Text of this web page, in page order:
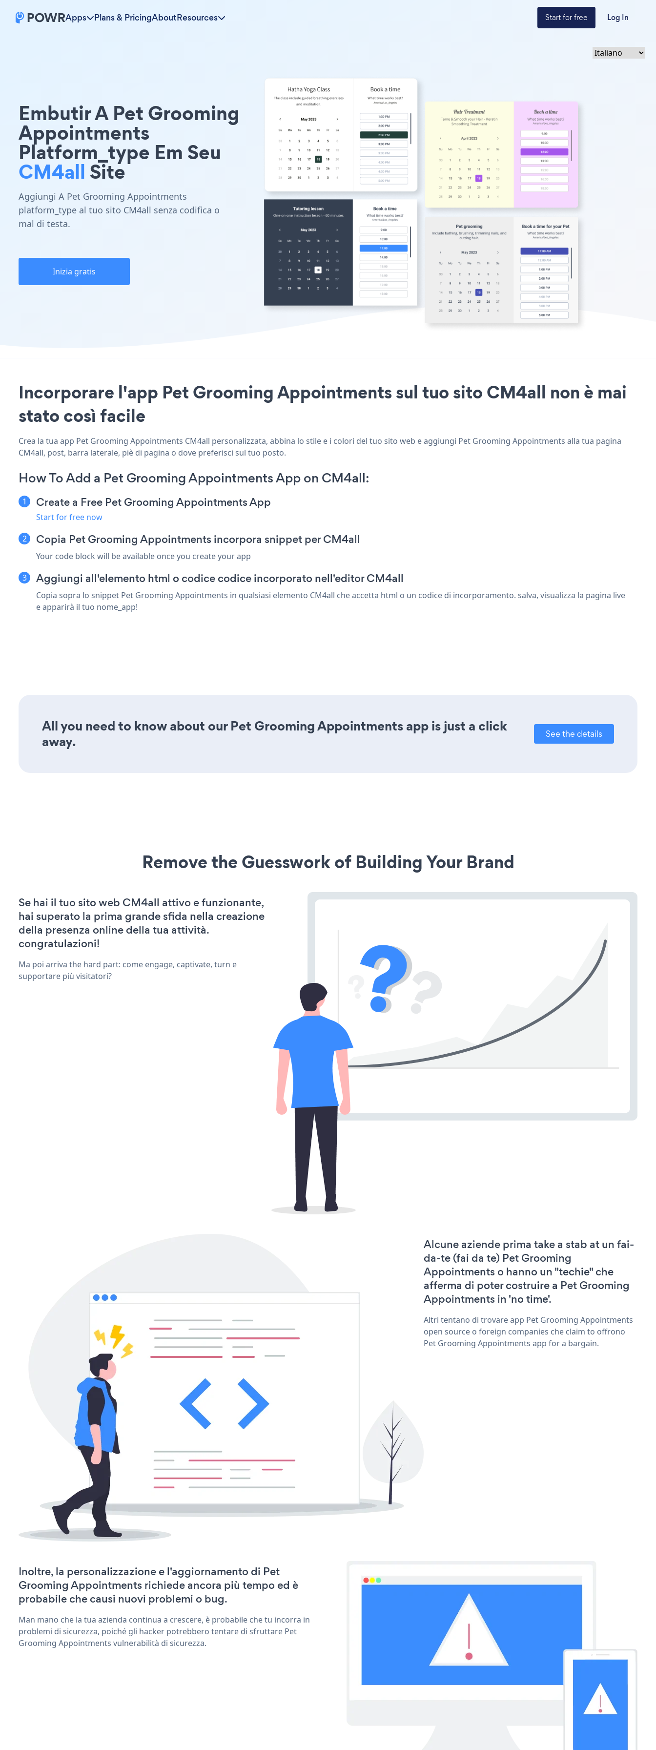
Apps Plans & PricingAboutResources Start for free Log In
Embutir A Pet Grooming
Appointments
Platform_type Em Seu
CM4all Site
Aggiungi A Pet Grooming Appointments
platform_type al tuo sito CM4all senza codifica o
mal di testa.
Inizia gratis
Incorporare l'app Pet Grooming Appointments sul tuo sito CM4all non è mai
stato così facile
Crea la tua app Pet Grooming Appointments CM4all personalizzata, abbina lo stile e i colori del tuo sito web e aggiungi Pet Grooming Appointments alla tua pagina
CM4all, post, barra laterale, piè di pagina o dove preferisci sul tuo posto.
How To Add a Pet Grooming Appointments App on CM4all:
Create a Free Pet Grooming Appointments App
Start for free now
Copia Pet Grooming Appointments incorpora snippet per CM4all
Your code block will be available once you create your app
Aggiungi all'elemento html o codice codice incorporato nell'editor CM4all
Copia sopra lo snippet Pet Grooming Appointments in qualsiasi elemento CM4all che accetta html o un codice di incorporamento. salva, visualizza la pagina live
e apparirà il tuo nome_app!
All you need to know about our Pet Grooming Appointments app is just a click
away.
See the details
Remove the Guesswork of Building Your Brand
Se hai il tuo sito web CM4all attivo e funzionante,
hai superato la prima grande sfida nella creazione
della presenza online della tua attività.
congratulazioni!
Ma poi arriva the hard part: come engage, captivate, turn e
supportare più visitatori?
Alcune aziende prima take a stab at un fai-
da-te (fai da te) Pet Grooming
Appointments o hanno un "techie" che
afferma di poter costruire a Pet Grooming
Appointments in 'no time'.
Altri tentano di trovare app Pet Grooming Appointments
open source o foreign companies che claim to offrono
Pet Grooming Appointments app for a bargain.
Inoltre, la personalizzazione e l'aggiornamento di Pet
Grooming Appointments richiede ancora più tempo ed è
probabile che causi nuovi problemi o bug.
Man mano che la tua azienda continua a crescere, è probabile che tu incorra in
problemi di sicurezza, poiché gli hacker potrebbero tentare di sfruttare Pet
Grooming Appointments vulnerabilità di sicurezza.